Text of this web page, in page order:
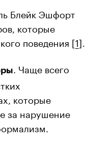
Блейк Эшфорт
которые
поведения [1].
. Чаще всего
которые
за нарушение